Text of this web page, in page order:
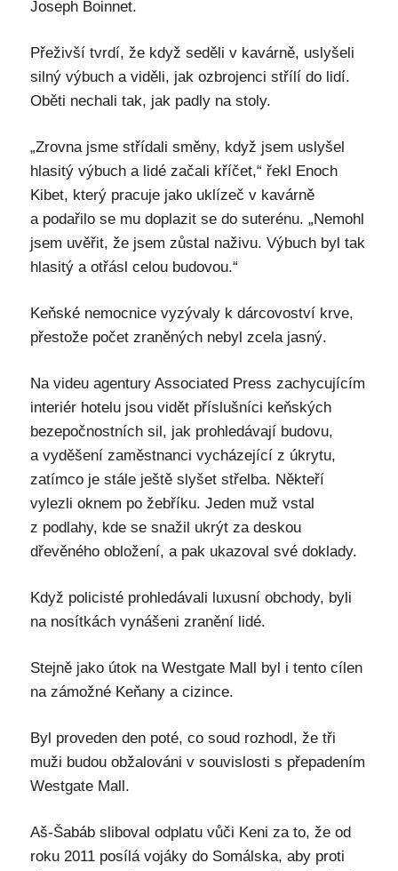
Joseph Boinnet.
Přeživší tvrdí, že když seděli v kavárně, uslyšeli
silný výbuch a viděli, jak ozbrojenci střílí do lidí.
Oběti nechali tak, jak padly na stoly.
„Zrovna jsme střídali směny, když jsem uslyšel
hlasitý výbuch a lidé začali kříčet,“ řekl Enoch
Kibet, který pracuje jako uklízeč v kavárně
a podařilo se mu doplazit se do suterénu. „Nemohl
jsem uvěřit, že jsem zůstal naživu. Výbuch byl tak
hlasitý a otřásl celou budovou.“
Keňské nemocnice vyzývaly k dárcovoství krve,
přestože počet zraněných nebyl zcela jasný.
Na videu agentury Associated Press zachycujícím
interiér hotelu jsou vidět příslušníci keňských
bezepočnostních sil, jak prohledávají budovu,
a vyděšení zaměstnanci vycházející z úkrytu,
zatímco je stále ještě slyšet střelba. Někteří
vylezli oknem po žebříku. Jeden muž vstal
z podlahy, kde se snažil ukrýt za deskou
dřevěného obložení, a pak ukazoval své doklady.
Když policisté prohledávali luxusní obchody, byli
na nosítkách vynášeni zranění lidé.
Stejně jako útok na Westgate Mall byl i tento cílen
na zámožné Keňany a cizince.
Byl proveden den poté, co soud rozhodl, že tři
muži budou obžalováni v souvislosti s přepadením
Westgate Mall.
Aš-Šabáb sliboval odplatu vůči Keni za to, že od
roku 2011 posílá vojáky do Somálska, aby proti